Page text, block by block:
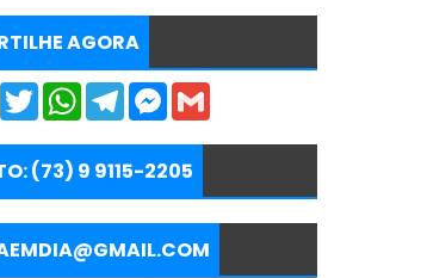
AGORA
F
T
w
t
t
e
r
W
t
s
p
p
T
e
g
a
m
M
s
e
g
e
r
i
(73) 9 9115-2205